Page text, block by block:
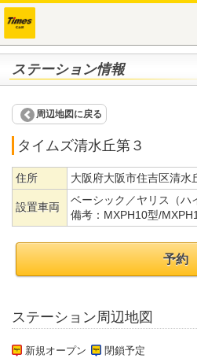
ステーション情報
周辺地図に戻る
タイムズ清水丘第３
住所 大阪府大阪市住吉区清水
設置車両
ベーシック／ヤリス（ハ
備考： MXPH10型/
予約
ステーション周辺地図
新規オープン 閉鎖予定